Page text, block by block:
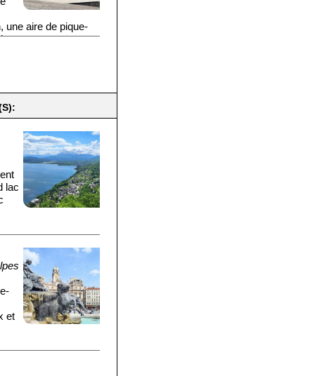
une aire de pique-
lac
et